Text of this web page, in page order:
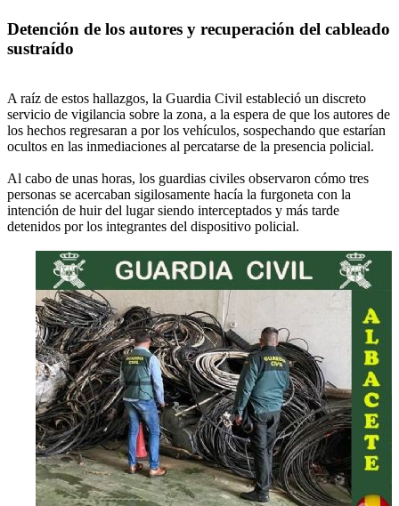
Detención de los autores y recuperación del cableado
sustraído
A raíz de estos hallazgos, la Guardia Civil estableció un discreto
servicio de vigilancia sobre la zona, a la espera de que los autores de
los hechos regresaran a por los vehículos, sospechando que estarían
ocultos en las inmediaciones al percatarse de la presencia policial.
Al cabo de unas horas, los guardias civiles observaron cómo tres
personas se acercaban sigilosamente hacía la furgoneta con la
intención de huir del lugar siendo interceptados y más tarde
detenidos por los integrantes del dispositivo policial.